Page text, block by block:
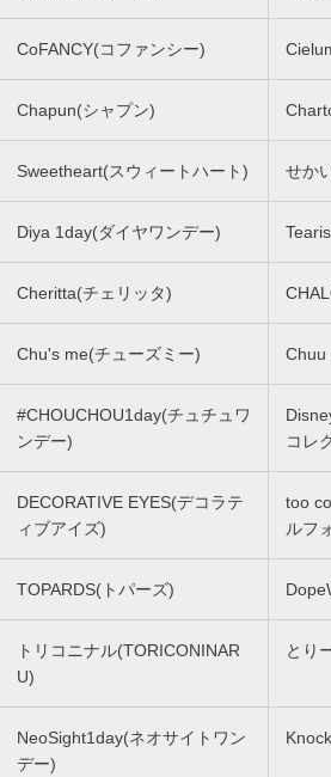
CoFANCY(コファンシー)
Chapun(シャプン)
Sweetheart(スウィートハート) せか
Diya 1day(ダイヤワンデー)
Cheritta(チェリッタ)
Chu's me(チューズミー) Chuu
#CHOUCHOU1day(チュチュワ
ンデー)
コレ
DECORATIVE EYES(デコラテ
ィブアイズ)
too
ルフ
TOPARDS(トパーズ)
トリコニナル(TORICONINAR
U)
とり
NeoSight1day(ネオサイトワン
デー)